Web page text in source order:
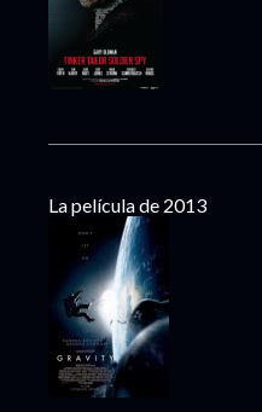
La película de 2013